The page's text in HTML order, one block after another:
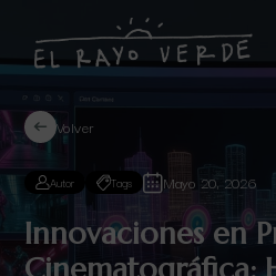
Volver
Autor Tags Mayo 20, 2026
Innovaciones en